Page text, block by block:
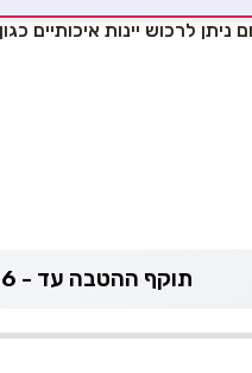
לרכוש יינות איכותיים
תוקף ההטבה עד - 06.09.2026